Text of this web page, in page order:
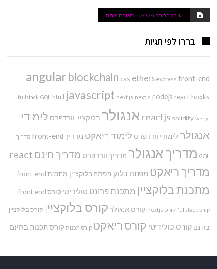
15 בנובמבר 2024 תגובה אחת
בחרו לפי תגיות
angularblockchain css ethers express front-end
fullstack GQL html javascript next js nextjs nodejs react hooks
reactjs solidity webgl אנגולר בלוקציין וורדפרס לימודי
אנגולר לימודי וורדפרס לימוד ריאקט מדריך front-end מדריך
GQL מדריך אנגולר מדריך וורדפרס מדריך חינם react
מדריך ריאקט מפתח בלוק מפתח בלוקציין מתכנת front-end
מתכנת בלוקציין מתכנת פרונט סולידיטי קורס front end
קורס fullstack קורס nextjs קורס אנגולר קורס בלוקציין קורס בלוקציין
בחינם קורס סולידיטי קורס ריאקט קורס תכנות קורס תכנות בחינם